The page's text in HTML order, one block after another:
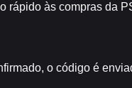
rápido às compras da
o código é